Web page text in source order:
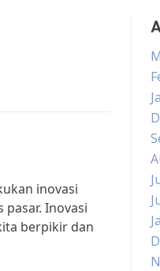
inovasi
Inovasi
berpikir dan